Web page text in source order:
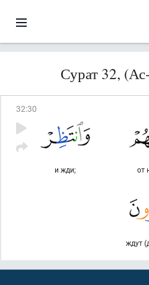
Сурат 32,
32:30
от
и жди;
ждут